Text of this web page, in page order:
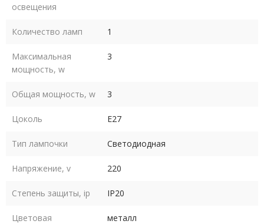
освещения
Количество ламп 1
Максимальная
мощность, w
3
Общая мощность, w 3
Цоколь E27
Тип лампочки Светодиодная
Напряжение, v 220
Степень защиты, ip IP20
Цветовая
металл